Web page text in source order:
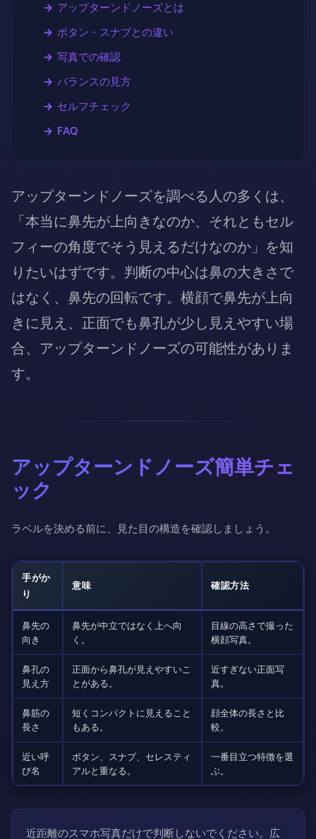
アップターンドノーズとは
ボタン・スナブとの違い
写真での確認
バランスの見方
セルフチェック
FAQ
アップターンドノーズを調べる人の多くは、
「本当に鼻先が上向きなのか、それともセル
フィーの角度でそう見えるだけなのか」を知
りたいはずです。判断の中心は鼻の大きさで
はなく、鼻先の回転です。横顔で鼻先が上向
きに見え、正面でも鼻孔が少し見えやすい場
合、アップターンドノーズの可能性がありま
す。
アップターンドノーズ簡単チェ
ック
ラベルを決める前に、見た目の構造を確認しましょう。
手がか
り
意味 確認方法
鼻先の
向き
鼻先が中立ではなく上へ向
く。
目線の高さで撮った
横顔写真。
鼻孔の
見え方
正面から鼻孔が見えやすいこ
とがある。
近すぎない正面写
真。
鼻筋の
長さ
短くコンパクトに見えること
もある。
顔全体の長さと比
較。
近い呼
び名
ボタン、スナブ、セレスティ
アルと重なる。
一番目立つ特徴を選
ぶ。
近距離のスマホ写真だけで判断しないでください。広